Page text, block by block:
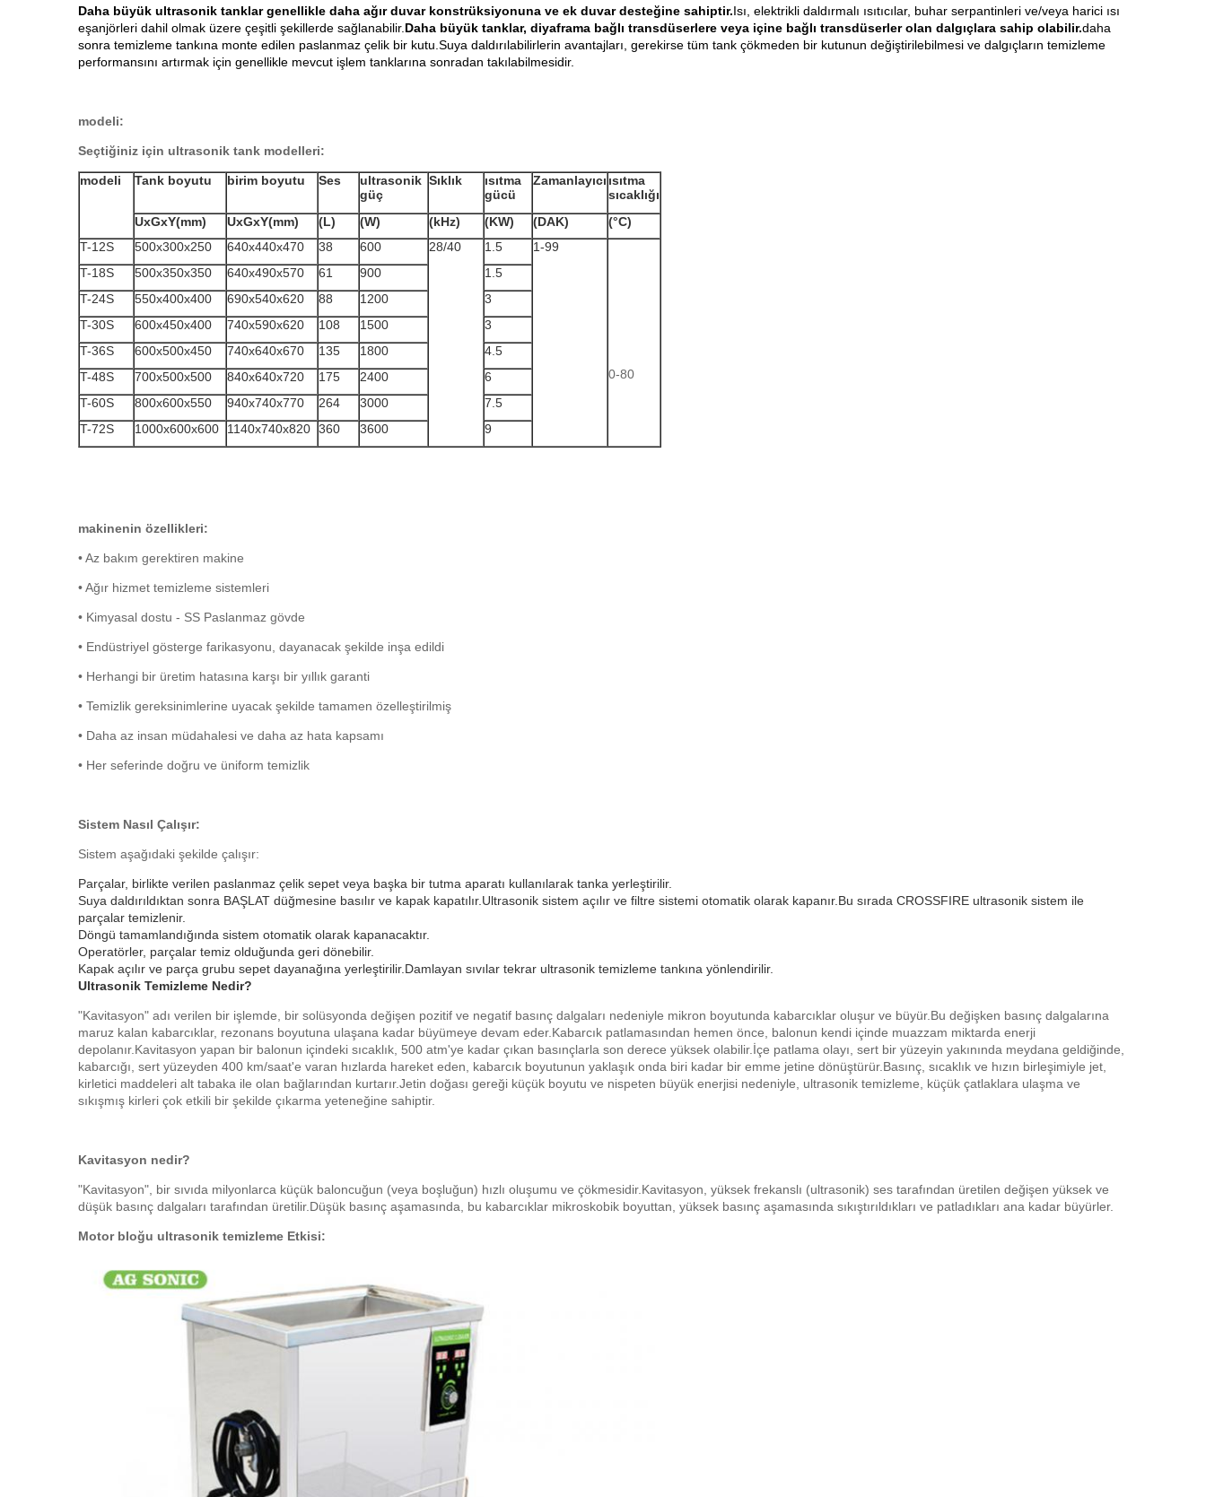
Daha büyük ultrasonik tanklar genellikle daha ağır duvar konstrüksiyonuna ve ek duvar desteğine sahiptir.Isı, elektrikli daldırmalı ısıtıcılar, buhar serpantinleri ve/veya harici ısı
eşanjörleri dahil olmak üzere çeşitli şekillerde sağlanabilir. Daha büyük tanklar, diyaframa bağlı transdüserlere veya içine bağlı transdüserler olan dalgıçlara sahip olabilir.daha
sonra temizleme tankına monte edilen paslanmaz çelik bir kutu.Suya daldırılabilirlerin avantajları, gerekirse tüm tank çökmeden bir kutunun değiştirilebilmesi ve dalgıçların temizleme
performansını artırmak için genellikle mevcut işlem tanklarına sonradan takılabilmesidir.
modeli:
Seçtiğiniz için ultrasonik tank modelleri:
modeli Tank boyutu birim boyutu Ses
ultrasonik
güç
Sıklık
ısıtma
gücü
Zamanlayıcı ısıtma
sıcaklığı
UxGxY(mm)
UxGxY(mm) (L) (W) (kHz) (KW) (DAK)
(°C)
T-12S
500x300x250 640x440x470 38 600 28/40 1.5 1-99
0-80
T-18S 500x350x350 640x490x570 61 900
1.5
T-24S
550x400x400 690x540x620 88 1200
3
T-30S
600x450x400 740x590x620 108 1500
3
T-36S
600x500x450 740x640x670 135 1800
4.5
T-48S
700x500x500 840x640x720 175 2400
6
T-60S
800x600x550 940x740x770 264 3000
7.5
T-72S
1000x600x600 1140x740x820 360 3600 9
makinenin özellikleri:
• Az bakım gerektiren makine
• Ağır hizmet temizleme sistemleri
• Kimyasal dostu - SS Paslanmaz gövde
• Endüstriyel gösterge farikasyonu, dayanacak şekilde inşa edildi
• Herhangi bir üretim hatasına karşı bir yıllık garanti
• Temizlik gereksinimlerine uyacak şekilde tamamen özelleştirilmiş
• Daha az insan müdahalesi ve daha az hata kapsamı
• Her seferinde doğru ve üniform temizlik
Sistem Nasıl Çalışır:
Sistem aşağıdaki şekilde çalışır:
Parçalar, birlikte verilen paslanmaz çelik sepet veya başka bir tutma aparatı kullanılarak tanka yerleştirilir.
Suya daldırıldıktan sonra BAŞLAT düğmesine basılır ve kapak kapatılır.Ultrasonik sistem açılır ve filtre sistemi otomatik olarak kapanır.Bu sırada CROSSFIRE ultrasonik sistem ile
parçalar temizlenir.
Döngü tamamlandığında sistem otomatik olarak kapanacaktır.
Operatörler, parçalar temiz olduğunda geri dönebilir.
Kapak açılır ve parça grubu sepet dayanağına yerleştirilir.Damlayan sıvılar tekrar ultrasonik temizleme tankına yönlendirilir.
Ultrasonik Temizleme Nedir?
"Kavitasyon" adı verilen bir işlemde, bir solüsyonda değişen pozitif ve negatif basınç dalgaları nedeniyle mikron boyutunda kabarcıklar oluşur ve büyür.Bu değişken basınç dalgalarına
maruz kalan kabarcıklar, rezonans boyutuna ulaşana kadar büyümeye devam eder.Kabarcık patlamasından hemen önce, balonun kendi içinde muazzam miktarda enerji
depolanır.Kavitasyon yapan bir balonun içindeki sıcaklık, 500 atm'ye kadar çıkan basınçlarla son derece yüksek olabilir.İçe patlama olayı, sert bir yüzeyin yakınında meydana geldiğinde,
kabarcığı, sert yüzeyden 400 km/saat'e varan hızlarda hareket eden, kabarcık boyutunun yaklaşık onda biri kadar bir emme jetine dönüştürür.Basınç, sıcaklık ve hızın birleşimiyle jet,
kirletici maddeleri alt tabaka ile olan bağlarından kurtarır.Jetin doğası gereği küçük boyutu ve nispeten büyük enerjisi nedeniyle, ultrasonik temizleme, küçük çatlaklara ulaşma ve
sıkışmış kirleri çok etkili bir şekilde çıkarma yeteneğine sahiptir.
Kavitasyon nedir?
"Kavitasyon", bir sıvıda milyonlarca küçük baloncuğun (veya boşluğun) hızlı oluşumu ve çökmesidir.Kavitasyon, yüksek frekanslı (ultrasonik) ses tarafından üretilen değişen yüksek ve
düşük basınç dalgaları tarafından üretilir.Düşük basınç aşamasında, bu kabarcıklar mikroskobik boyuttan, yüksek basınç aşamasında sıkıştırıldıkları ve patladıkları ana kadar büyürler.
Motor bloğu ultrasonik temizleme Etkisi: